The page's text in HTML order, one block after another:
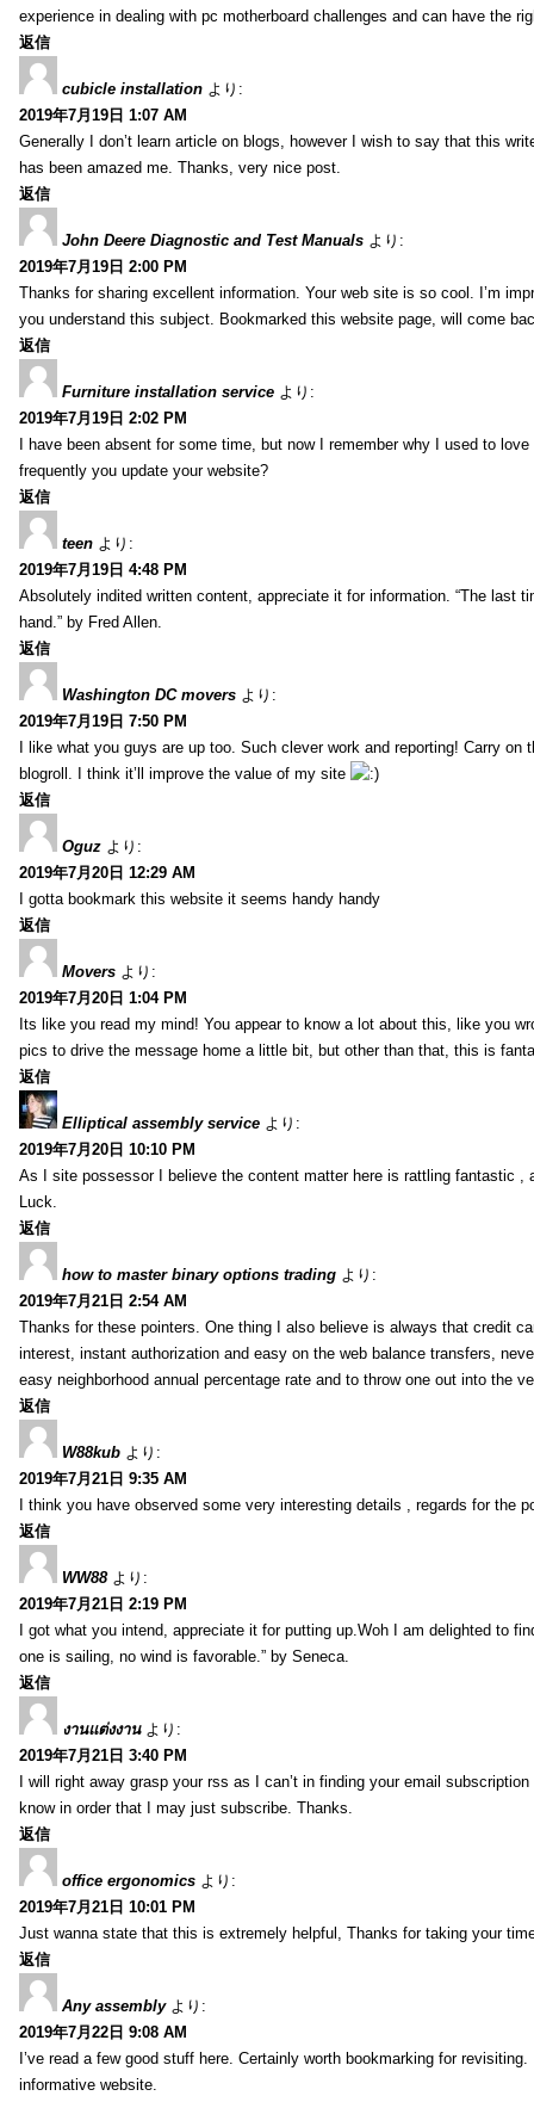
experience in dealing with pc motherboard challenges and can have the
返信
cubicle installation より:
2019年7月19日 1:07 AM
Generally I don’t learn article on blogs, however I wish to say that this
has been amazed me. Thanks, very nice post.
返信
John Deere Diagnostic and Test Manuals より:
2019年7月19日 2:00 PM
Thanks for sharing excellent information. Your web site is so cool. I’m
you understand this subject. Bookmarked this website page, will come
返信
Furniture installation service より:
2019年7月19日 2:02 PM
I have been absent for some time, but now I remember why I used to
frequently you update your website?
返信
teen より:
2019年7月19日 4:48 PM
Absolutely indited written content, appreciate it for information. “The last
hand.” by Fred Allen.
返信
Washington DC movers より:
2019年7月19日 7:50 PM
I like what you guys are up too. Such clever work and reporting! Carry
blogroll. I think it’ll improve the value of my site
返信
Oguz より:
2019年7月20日 12:29 AM
I gotta bookmark this website it seems handy handy
返信
Movers より:
2019年7月20日 1:04 PM
Its like you read my mind! You appear to know a lot about this, like you
pics to drive the message home a little bit, but other than that, this is
返信
Elliptical assembly service より:
2019年7月20日 10:10 PM
As I site possessor I believe the content matter here is rattling fantastic ,
Luck.
返信
how to master binary options trading より:
2019年7月21日 2:54 AM
Thanks for these pointers. One thing I also believe is always that credit
interest, instant authorization and easy on the web balance transfers,
easy neighborhood annual percentage rate and to throw one out into the
返信
W88kub より:
2019年7月21日 9:35 AM
I think you have observed some very interesting details , regards for the
返信
WW88 より:
2019年7月21日 2:19 PM
I got what you intend, appreciate it for putting up.Woh I am delighted to
one is sailing, no wind is favorable.” by Seneca.
返信
งานแต่งงาน より:
2019年7月21日 3:40 PM
I will right away grasp your rss as I can’t in finding your email
know in order that I may just subscribe. Thanks.
返信
office ergonomics より:
2019年7月21日 10:01 PM
Just wanna state that this is extremely helpful, Thanks for taking your
返信
Any assembly より:
2019年7月22日 9:08 AM
I’ve read a few good stuff here. Certainly worth bookmarking for
informative website.